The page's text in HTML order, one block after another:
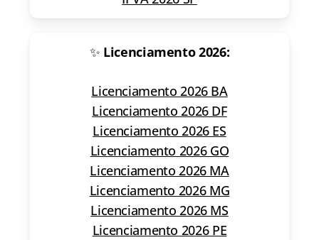
✨ Licenciamento 2026:
Licenciamento 2026 BA
Licenciamento 2026 DF
Licenciamento 2026 ES
Licenciamento 2026 GO
Licenciamento 2026 MA
Licenciamento 2026 MG
Licenciamento 2026 MS
Licenciamento 2026 PE